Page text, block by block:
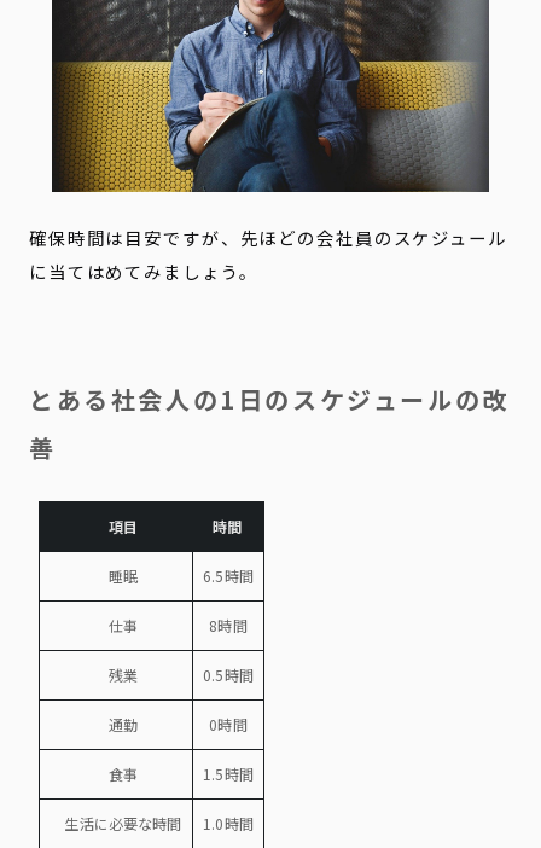
確保時間は目安ですが、先ほどの会社員のスケジュール
に当てはめてみましょう。
とある社会人の1日のスケジュールの改
善
項目 時間
睡眠 6.5時間
仕事 8時間
残業 0.5時間
通勤 0時間
食事 1.5時間
生活に必要な時間 1.0時間